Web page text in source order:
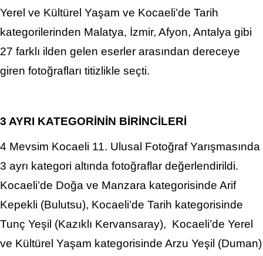
Yerel ve Kültürel Yaşam ve Kocaeli’de Tarih
kategorilerinden Malatya, İzmir, Afyon, Antalya gibi
27 farklı ilden gelen eserler arasından dereceye
giren fotoğrafları titizlikle seçti.
3 AYRI KATEGORİNİN BİRİNCİLERİ
4 Mevsim Kocaeli 11. Ulusal Fotoğraf Yarışmasında
3 ayrı kategori altında fotoğraflar değerlendirildi.
Kocaeli’de Doğa ve Manzara kategorisinde Arif
Kepekli (Bulutsu), Kocaeli’de Tarih kategorisinde
Tunç Yeşil (Kazıklı Kervansaray), Kocaeli’de Yerel
ve Kültürel Yaşam kategorisinde Arzu Yeşil (Duman)